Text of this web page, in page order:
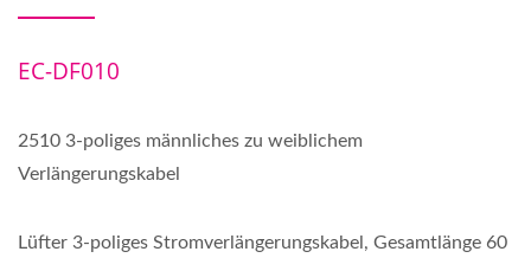
EC-DF010
2510 3-poliges männliches zu weiblichem
Verlängerungskabel
Lüfter 3-poliges Stromverlängerungskabel, Gesamtlänge 60